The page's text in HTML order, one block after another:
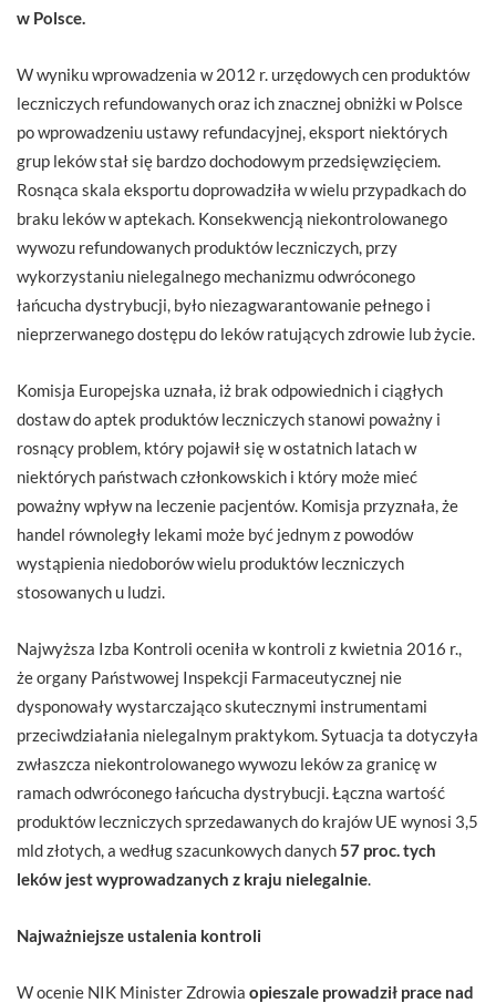
w Polsce.
W wyniku wprowadzenia w 2012 r. urzędowych cen produktów
leczniczych refundowanych oraz ich znacznej obniżki w Polsce
po wprowadzeniu ustawy refundacyjnej, eksport niektórych
grup leków stał się bardzo dochodowym przedsięwzięciem.
Rosnąca skala eksportu doprowadziła w wielu przypadkach do
braku leków w aptekach. Konsekwencją niekontrolowanego
wywozu refundowanych produktów leczniczych, przy
wykorzystaniu nielegalnego mechanizmu odwróconego
łańcucha dystrybucji, było niezagwarantowanie pełnego i
nieprzerwanego dostępu do leków ratujących zdrowie lub życie.
Komisja Europejska uznała, iż brak odpowiednich i ciągłych
dostaw do aptek produktów leczniczych stanowi poważny i
rosnący problem, który pojawił się w ostatnich latach w
niektórych państwach członkowskich i który może mieć
poważny wpływ na leczenie pacjentów. Komisja przyznała, że
handel równoległy lekami może być jednym z powodów
wystąpienia niedoborów wielu produktów leczniczych
stosowanych u ludzi.
Najwyższa Izba Kontroli oceniła w kontroli z kwietnia 2016 r.,
że organy Państwowej Inspekcji Farmaceutycznej nie
dysponowały wystarczająco skutecznymi instrumentami
przeciwdziałania nielegalnym praktykom. Sytuacja ta dotyczyła
zwłaszcza niekontrolowanego wywozu leków za granicę w
ramach odwróconego łańcucha dystrybucji. Łączna wartość
produktów leczniczych sprzedawanych do krajów UE wynosi 3,5
mld złotych, a według szacunkowych danych 57 proc. tych
leków jest wyprowadzanych z kraju nielegalnie
Najważniejsze ustalenia kontroli
W ocenie NIK Minister Zdrowia opieszale prowadził prace nad